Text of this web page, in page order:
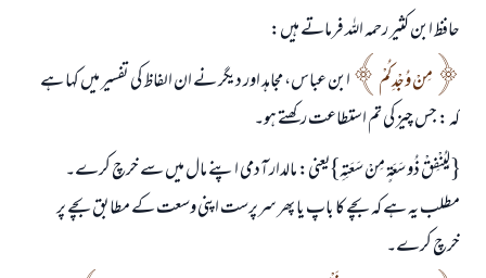
حافظ ابن کثیر رحمہ اللہ فرماتے ہیں:
مِنْ وُجْدِكُمْ
ابن عباس، مجاہد اور دیگر نے ان الفاظ کی تفسیر میں کہا ہے
کہ : جس چیز کی تم استطاعت رکھتے ہو۔
{ لِيُنْفِقْ ذُو سَعَةٍ مِنْ سَعَتِهِ}یعنی: مالدار آدمی اپنے مال میں سے خرچ کرے۔
مطلب یہ ہے کہ بچے کا باپ یا پھر سرپرست اپنی وسعت کے مطابق بچے پر
خرچ کرے۔